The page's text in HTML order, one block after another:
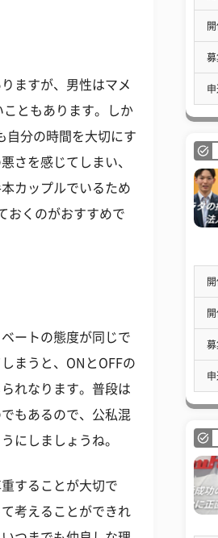
ますが、男性はマメ
ともあります。しか
自分の時間を大切にす
さを感じてしまい、
カップルでいるため
おくのがおすすめで
ートの態度が同じで
まうと、ONとOFFの
れなります。普段は
もあるので、公私混
にしましょうね。
することが大切で
考えることができれ
募
募